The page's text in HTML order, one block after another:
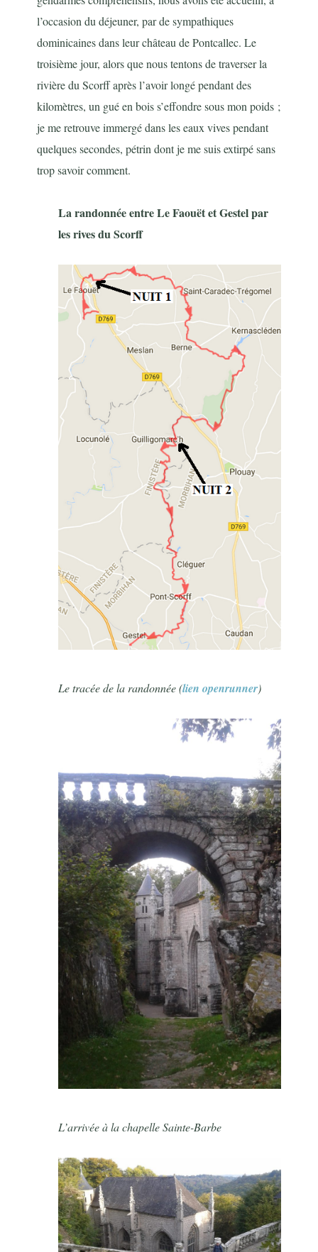
l’occasion du déjeuner, par de sympathiques
dominicaines dans leur château de Pontcallec. Le
troisième jour, alors que nous tentons de traverser la
rivière du Scorff après l’avoir longé pendant des
kilomètres, un gué en bois s’effondre sous mon poids ;
je me retrouve immergé dans les eaux vives pendant
quelques secondes, pétrin dont je me suis extirpé sans
trop savoir comment.
La randonnée entre Le Faouët et Gestel par
les rives du Scorff
Le tracée de la randonnée (lien openrunner)
L’arrivée à la chapelle Sainte-Barbe